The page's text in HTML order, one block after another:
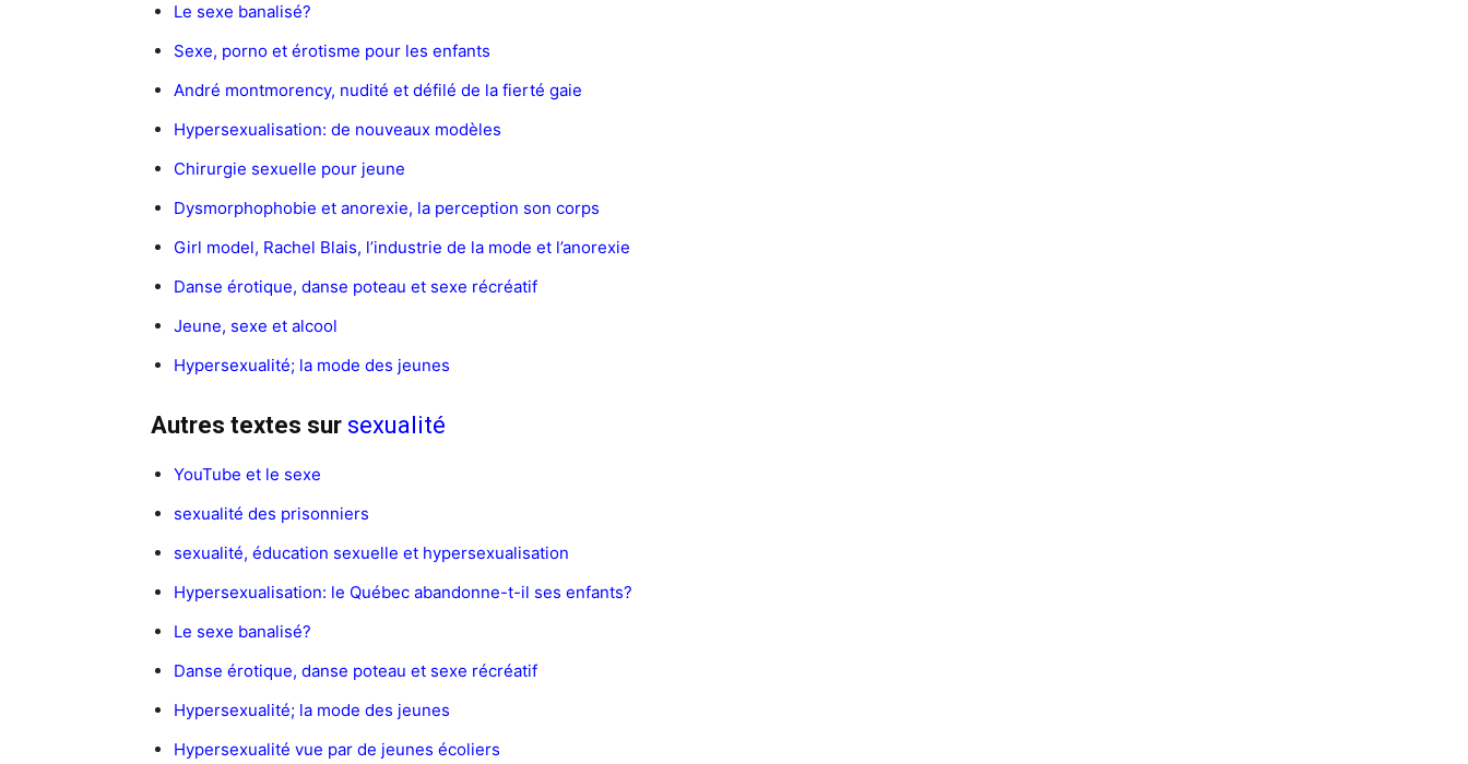
Le sexe banalisé?
Sexe, porno et érotisme pour les enfants
André montmorency, nudité et défilé de la fierté gaie
Hypersexualisation: de nouveaux modèles
Chirurgie sexuelle pour jeune
Dysmorphophobie et anorexie, la perception son corps
Girl model, Rachel Blais, l’industrie de la mode et l’anorexie
Danse érotique, danse poteau et sexe récréatif
Jeune, sexe et alcool
Hypersexualité; la mode des jeunes
Autres textes sur sexualité
YouTube et le sexe
sexualité des prisonniers
sexualité, éducation sexuelle et hypersexualisation
Hypersexualisation: le Québec abandonne-t-il ses enfants?
Le sexe banalisé?
Danse érotique, danse poteau et sexe récréatif
Hypersexualité; la mode des jeunes
Hypersexualité vue par de jeunes écoliers